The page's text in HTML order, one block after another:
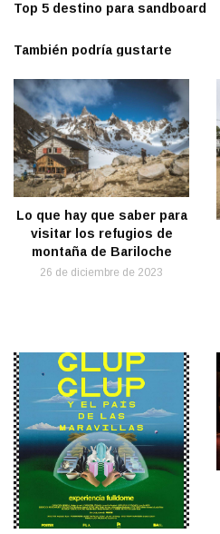
Top 5 destino para sandboard
También podría gustarte
Lo que hay que saber para
visitar los refugios de
montaña de Bariloche
26 de diciembre de 2023